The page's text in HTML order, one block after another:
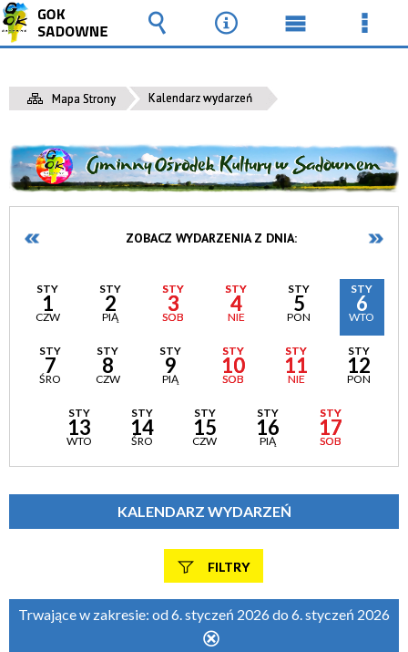
Mapa Strony Kalendarz wydarzeń
ZOBACZ WYDARZENIA Z DNIA:
STY
1
CZW
STY
2
PIĄ
STY
3
SOB
STY
4
NIE
STY
5
PON
STY
6
WTO
STY
7
ŚRO
STY
8
CZW
STY
9
PIĄ
STY
10
SOB
STY
11
NIE
STY
12
PON
STY
13
WTO
STY
14
ŚRO
STY
15
CZW
STY
16
PIĄ
STY
17
SOB
KALENDARZ WYDARZEŃ
FILTRY
Szukana fraza
Trwające w zakresie: od 6. styczeń 2026 do 6. styczeń 2026
Wyszukiwarka
Narzędzia
Menu